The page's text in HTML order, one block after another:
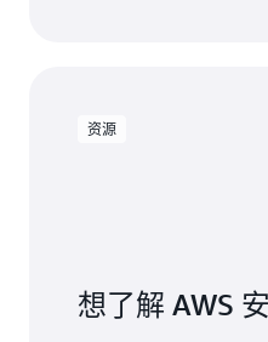
资源
想了解 AWS